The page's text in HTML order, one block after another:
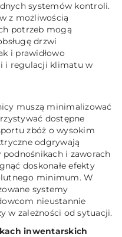
systemów kontroli.
z możliwością
potrzeb mogą
drzwi
i prawidłowo
i regulacji klimatu w
muszą minimalizować
dostępne
zbóż o wysokim
odgrywają
i zaworach
doskonałe efekty
minimum. W
systemy
nieustannie
w zależności od sytuacji.
inwentarskich